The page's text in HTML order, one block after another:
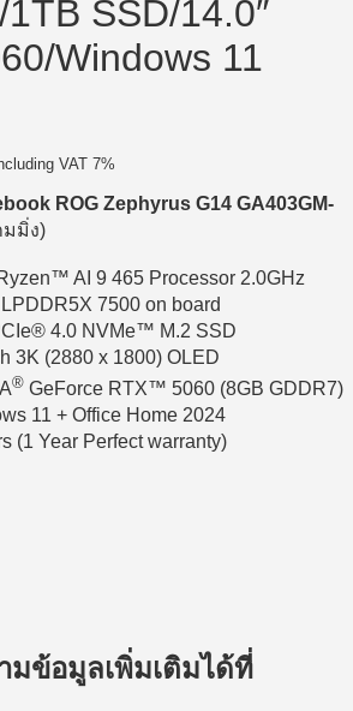
SSD/14.0″
Windows 11
฿.
VAT 7%
ROG Zephyrus G14 GA403GM-
มมิ่ง)
AI 9 465 Processor 2.0GHz
7500 on board
4.0 NVMe™ M.2 SSD
3K (2880 x 1800) OLED
® GeForce RTX™ 5060 (8GB GDDR7)
11 + Office Home 2024
(1 Year Perfect warranty)
ข้อมูลเพิ่มเติมได้ที่